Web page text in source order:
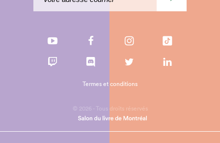
© 2026 - Tous droits réservés
Termes et conditions